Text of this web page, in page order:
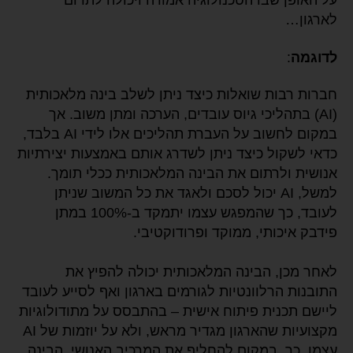
לארגון…
לדוגמה:
חברות רבות שואלות כיצד ניתן לשלב בינה מלאכותית
(AI) בתהליכי גיוס עובדים, הערכה ומתן משוב. אך
במקום לחשוב על העברת תהליכים אלו לידי AI בלבד,
כדאי לשקול כיצד ניתן לשדרג אותם באמצעות יצירתיות
אנושית ולרתום את הבינה המלאכותית ככלי תומך.
למשל, AI יכול לסכם ולאגד את כל המשוב שניתן
לעובד, כך שהמפגש עצמו יתמקד ב-100% במתן
פידבק איכותי, ממוקד ופרודוקטיבי.
לאחר מכן, הבינה המלאכותית יכולה להפיץ את
התובנות הרלוונטיות לגורמים בארגון ואף לסייע לעובד
ליישם תכנית פיתוח אישית – בהתבסס על מתודולוגיות
מקצועיות שהארגון מגדיר מראש, ולא על יוזמות של AI